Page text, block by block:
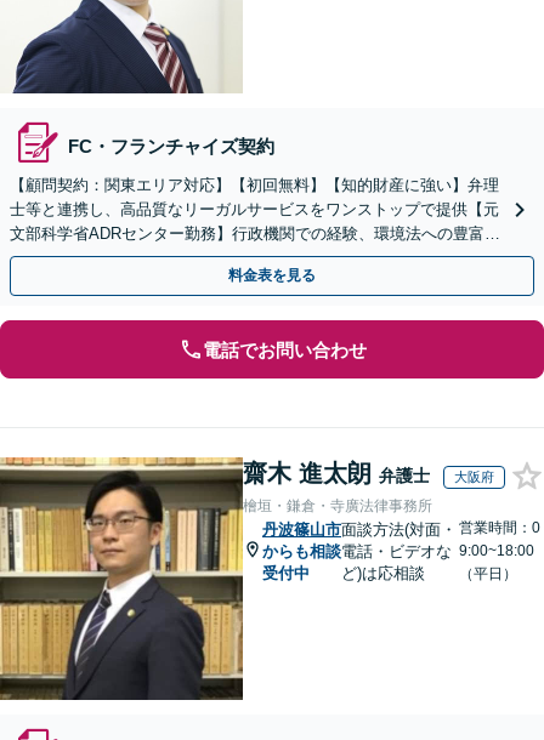
FC・フランチャイズ契約
【顧問契約：関東エリア対応】【初回無料】【知的財産に強い】弁理
士等と連携し、高品質なリーガルサービスをワンストップで提供【元
文部科学省ADRセンター勤務】行政機関での経験、環境法への豊富な
知識を活かし、事業者さまの抱える問題を解決へ導きます
料金表を見る
電話でお問い合わせ
齋木 進太朗 弁護士 大阪府
檜垣・鎌倉・寺廣法律事務所
丹波篠山市
からも相談
受付中
面談方法(対面・
電話・ビデオな
ど)は応相談
営業時間：0
9:00~18:00
（平日）